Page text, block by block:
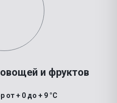
и фруктов
от + 0 до + 9 °C